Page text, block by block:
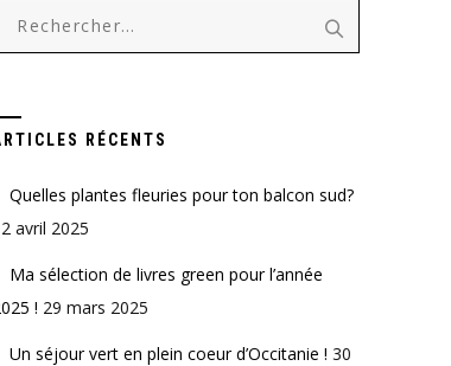
Rechercher :
RÉCENTS
Quelles plantes fleuries pour ton balcon sud?
avril 2025
Ma sélection de livres green pour l’année
! 29 mars 2025
Un séjour vert en plein coeur d’Occitanie ! 30